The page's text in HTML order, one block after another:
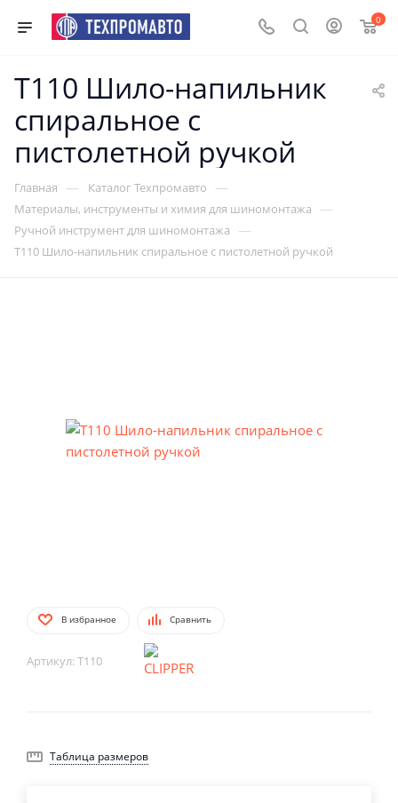
0
T110 Шило-напильник
спиральное с
пистолетной ручкой
Главная — Каталог Техпромавто —
Материалы, инструменты и химия для шиномонтажа —
Ручной инструмент для шиномонтажа —
T110 Шило-напильник спиральное с пистолетной ручкой
В избранное Сравнить
Артикул:T110
Таблица размеров